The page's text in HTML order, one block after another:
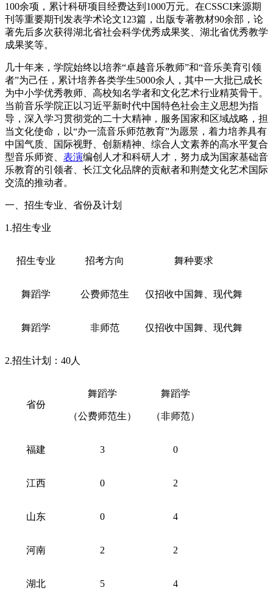
100余项，累计科研项目经费达到1000万元。在CSSCI来源期
刊等重要期刊发表学术论文123篇，出版专著教材90余部，论
著先后多次获得湖北省社会科学优秀成果奖、湖北省优秀教学
成果奖等。
几十年来，学院始终以培养“卓越音乐教师”和“音乐美育引领
者”为己任，累计培养各类学生5000余人，其中一大批已成长
为中小学优秀教师、高校知名学者和文化艺术行业精英骨干。
当前音乐学院正以习近平新时代中国特色社会主义思想为指
导，深入学习贯彻党的二十大精神，服务国家和区域战略，担
当文化使命，以“办一流音乐师范教育”为愿景，着力培养具有
中国气质、国际视野、创新精神、综合人文素养的高水平复合
型音乐师资、 表演编创人才和科研人才，努力成为国家基础音
乐教育的引领者、长江文化品牌的贡献者和荆楚文化艺术国际
交流的推动者。
一、招生专业、省份及计划
1.招生专业
招生专业 招考方向 舞种要求
舞蹈学 公费师范生 仅招收中国舞、现代舞
舞蹈学 非师范 仅招收中国舞、现代舞
2.招生计划：40人
省份
舞蹈学
（公费师范生）
舞蹈学
（非师范）
福建 3 0
江西 0 2
山东 0 4
河南 2 2
湖北 5 4